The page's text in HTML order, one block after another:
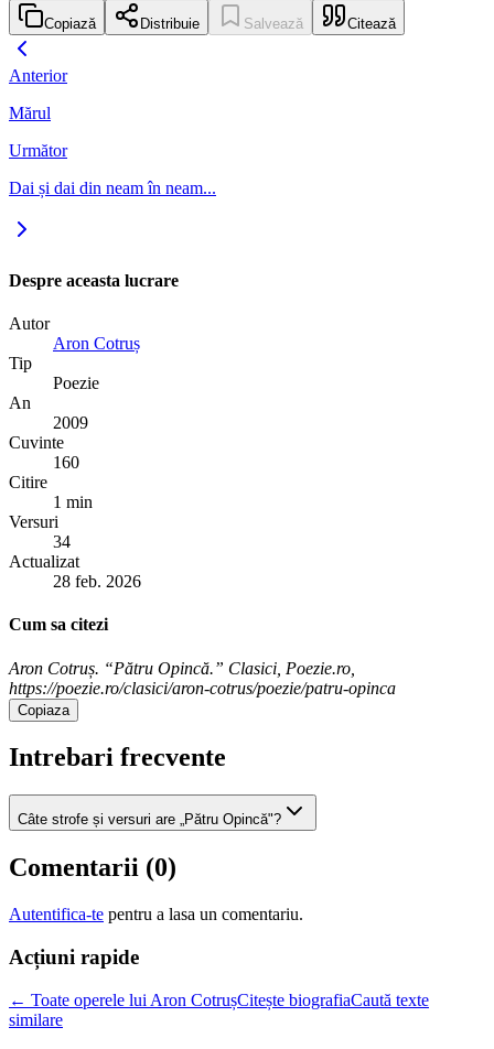
Copiază Distribuie Salvează Citează
Anterior
Mărul
Următor
Dai și dai din neam în neam...
Despre aceasta lucrare
Autor
Aron Cotruș
Tip
Poezie
An
2009
Cuvinte
160
Citire
1 min
Versuri
34
Actualizat
28 feb. 2026
Cum sa citezi
Aron Cotruș. “Pătru Opincă.” Clasici, Poezie.ro,
https://poezie.ro/clasici/aron-cotrus/poezie/patru-opinca
Copiaza
Intrebari frecvente
Câte strofe și versuri are „Pătru Opincă"?
Comentarii (0)
Autentifica-te pentru a lasa un comentariu.
Acțiuni rapide
← Toate operele lui Aron CotrușCitește biografiaCaută texte
similare